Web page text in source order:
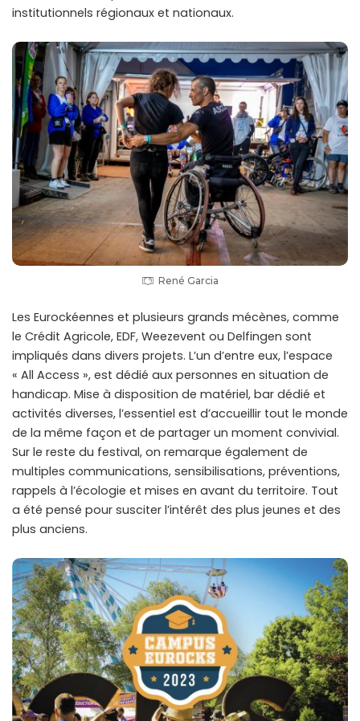
institutionnels régionaux et nationaux.
René Garcia
Les Eurockéennes et plusieurs grands mécènes, comme
le Crédit Agricole, EDF, Weezevent ou Delfingen sont
impliqués dans divers projets. L’un d’entre eux, l’espace
« All Access », est dédié aux personnes en situation de
handicap. Mise à disposition de matériel, bar dédié et
activités diverses, l’essentiel est d’accueillir tout le monde
de la même façon et de partager un moment convivial.
Sur le reste du festival, on remarque également de
multiples communications, sensibilisations, préventions,
rappels à l’écologie et mises en avant du territoire. Tout
a été pensé pour susciter l’intérêt des plus jeunes et des
plus anciens.